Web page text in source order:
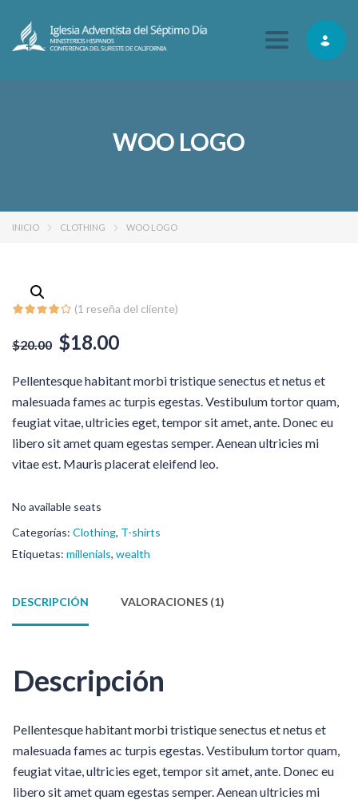
Toggle
WOO LOGO
INICIO CLOTHING WOO LOGO
(1 reseña del cliente)
$20.00 $18.00
Pellentesque habitant morbi tristique senectus et netus et
malesuada fames ac turpis egestas. Vestibulum tortor quam,
feugiat vitae, ultricies eget, tempor sit amet, ante. Donec eu
libero sit amet quam egestas semper. Aenean ultricies mi
vitae est. Mauris placerat eleifend leo.
No available seats
Categorías: Clothing, T-shirts
Etiquetas: millenials, wealth
DESCRIPCIÓN VALORACIONES (1)
Descripción
Pellentesque habitant morbi tristique senectus et netus et
malesuada fames ac turpis egestas. Vestibulum tortor quam,
feugiat vitae, ultricies eget, tempor sit amet, ante. Donec eu
libero sit amet quam egestas semper. Aenean ultricies mi